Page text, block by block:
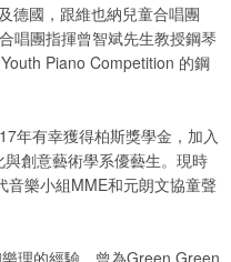
德國，跟維也納兒童合唱團
唱團指揮曾智斌先生教授鋼琴
Piano Competition 的鋼
年有幸獲得柏斯獎學金，加入
創意藝術學系優藝生。現時
音樂小組MME和元朗文協童聲
理的經驗，曾為Green Green